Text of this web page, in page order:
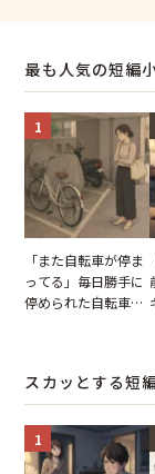
最も人気の短編
1
「また自転車が停ま
ってる」毎日勝手に
停められた自転車。
スカッとする短
1